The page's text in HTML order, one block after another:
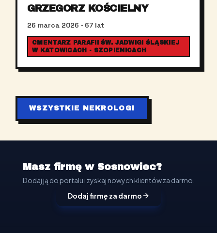
GRZEGORZ KOŚCIELNY
26 marca 2026 · 67 lat
CMENTARZ PARAFII ŚW. JADWIGI ŚLĄSKIEJ
W KATOWICACH - SZOPIENICACH
WSZYSTKIE NEKROLOGI
Masz firmę w Sosnowiec?
Dodaj ją do portalu i zyskaj nowych klientów za darmo.
Dodaj firmę za darmo